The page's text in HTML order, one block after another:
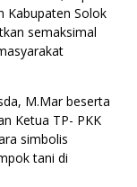
Kabupaten Solok
semaksimal
M.Mar beserta
Ketua TP- PKK
simbolis
tani di